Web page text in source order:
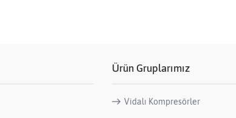
Ürün Gruplarımız
Vidalı Kompresörler